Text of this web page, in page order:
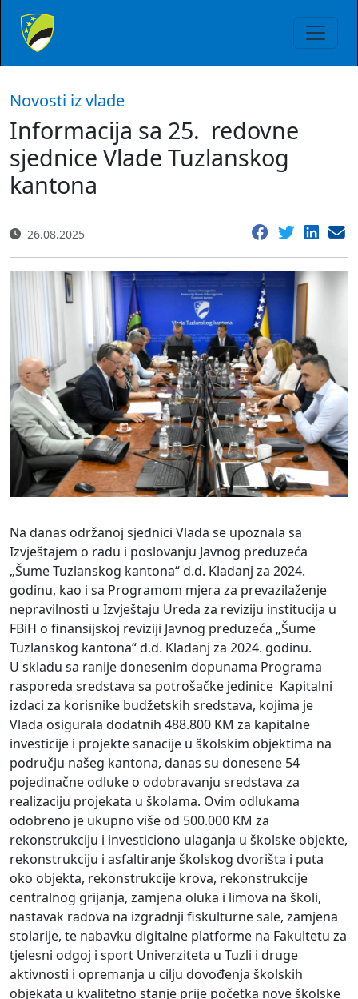
Novosti iz vlade
Informacija sa 25. redovne
sjednice Vlade Tuzlanskog
kantona
26.08.2025
Na danas održanoj sjednici Vlada se upoznala sa
Izvještajem o radu i poslovanju Javnog preduzeća
„Šume Tuzlanskog kantona“ d.d. Kladanj za 2024.
godinu, kao i sa Programom mjera za prevazilaženje
nepravilnosti u Izvještaju Ureda za reviziju institucija u
FBiH o finansijskoj reviziji Javnog preduzeća „Šume
Tuzlanskog kantona“ d.d. Kladanj za 2024. godinu.
U skladu sa ranije donesenim dopunama Programa
rasporeda sredstava sa potrošačke jedinice Kapitalni
izdaci za korisnike budžetskih sredstava, kojima je
Vlada osigurala dodatnih 488.800 KM za kapitalne
investicije i projekte sanacije u školskim objektima na
području našeg kantona, danas su donesene 54
pojedinačne odluke o odobravanju sredstava za
realizaciju projekata u školama. Ovim odlukama
odobreno je ukupno više od 500.000 KM za
rekonstrukciju i investiciono ulaganja u školske objekte,
rekonstrukciju i asfaltiranje školskog dvorišta i puta
oko objekta, rekonstrukcije krova, rekonstrukcije
centralnog grijanja, zamjena oluka i limova na školi,
nastavak radova na izgradnji fiskulturne sale, zamjena
stolarije, te nabavku digitalne platforme na Fakultetu za
tjelesni odgoj i sport Univerziteta u Tuzli i druge
aktivnosti i opremanja u cilju dovođenja školskih
objekata u kvalitetno stanje prije početka nove školske